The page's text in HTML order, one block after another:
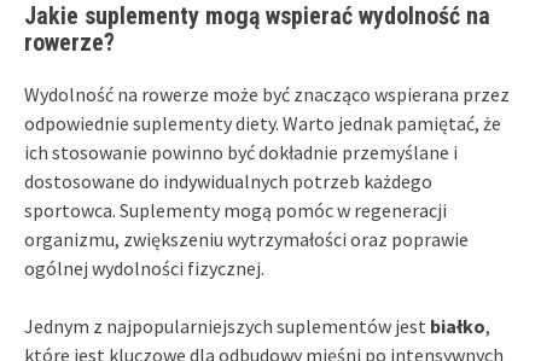
Jakie suplementy mogą wspierać wydolność na
rowerze?
Wydolność na rowerze może być znacząco wspierana przez
odpowiednie suplementy diety. Warto jednak pamiętać, że
ich stosowanie powinno być dokładnie przemyślane i
dostosowane do indywidualnych potrzeb każdego
sportowca. Suplementy mogą pomóc w regeneracji
organizmu, zwiększeniu wytrzymałości oraz poprawie
ogólnej wydolności fizycznej.
Jednym z najpopularniejszych suplementów jest białko,
które jest kluczowe dla odbudowy mięśni po intensywnych